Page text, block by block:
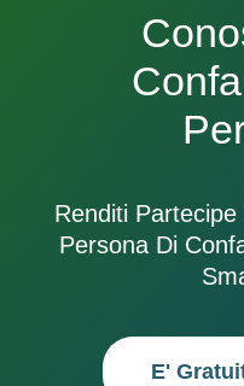
Renditi
Persona Di
E'